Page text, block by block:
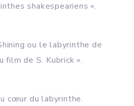
shakespeariens ».
ou le labyrinthe de
film de S. Kubrick ».
cœur du labyrinthe.